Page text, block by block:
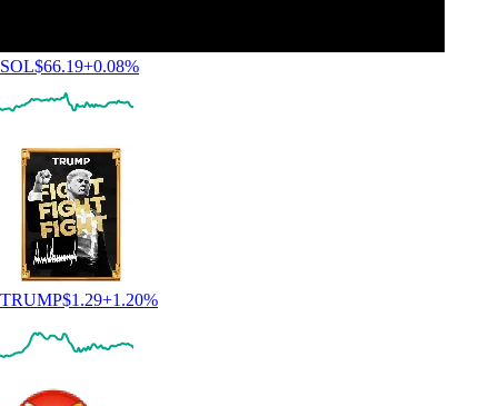
SOL$66.19+0.08%
TRUMP$1.29+1.20%